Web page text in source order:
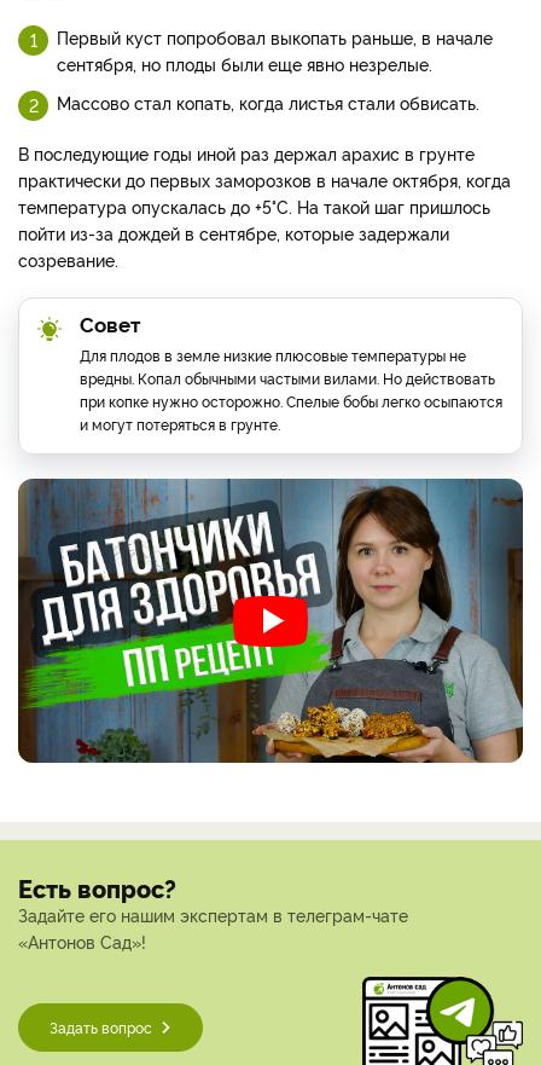
Первый куст попробовал выкопать раньше, в начале
сентября, но плоды были еще явно незрелые.
Массово стал копать, когда листья стали обвисать.
В последующие годы иной раз держал арахис в грунте
практически до первых заморозков в начале октября, когда
температура опускалась до +5°C. На такой шаг пришлось
пойти из-за дождей в сентябре, которые задержали
созревание.
Совет
Для плодов в земле низкие плюсовые температуры не
вредны. Копал обычными частыми вилами. Но действовать
при копке нужно осторожно. Спелые бобы легко осыпаются
и могут потеряться в грунте.
Есть вопрос?
Задайте его нашим экспертам в телеграм-чате
«Антонов Сад»!
Задать вопрос